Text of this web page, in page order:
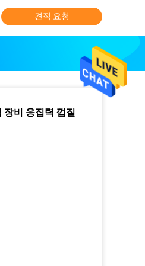
견적 요청
장비 응집력 껍질